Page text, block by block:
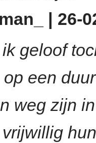
| 26-
geloof
op een
weg zijn